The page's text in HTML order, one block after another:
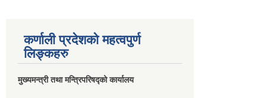
कर्णाली प्रदेशको महत्वपुर्ण
लिङ्कहरु
मुख्यमन्त्री तथा मन्त्रिपरिषद्को कार्यालय